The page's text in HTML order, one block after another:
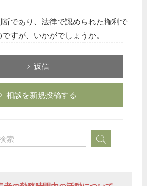
であり、法律で認められた権利で
すが、いかがでしょうか。
返信
相談を新規投稿する